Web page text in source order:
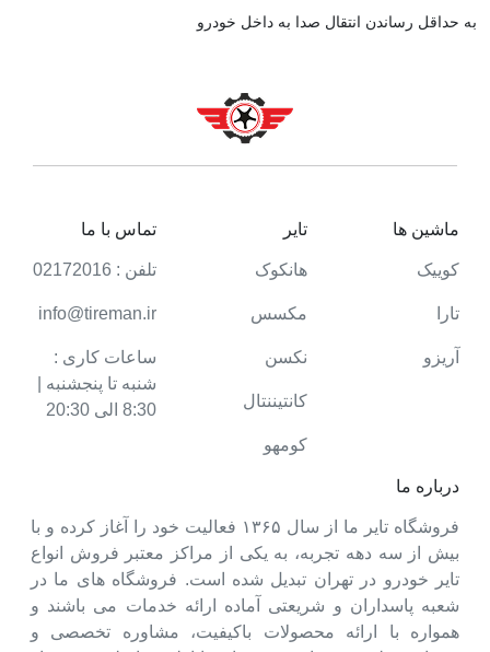
به حداقل رساندن انتقال صدا به داخل خودرو
درباره ما
فروشگاه تایر ما از سال ۱۳۶۵ فعالیت خود را آغاز کرده و با
بیش از سه دهه تجربه، به یکی از مراکز معتبر فروش انواع
تایر خودرو در تهران تبدیل شده است. فروشگاه های ما در
شعبه پاسداران و شریعتی آماده ارائه خدمات می باشند و
همواره با ارائه محصولات باکیفیت، مشاوره تخصصی و
ماشین ها
کوییک
تارا
آریزو
تایر
هانکوک
مکسس
نکسن
کانتیننتال
کومهو
تماس با ما
تلفن : 02172016
info@tireman.ir
ساعات کاری :
شنبه تا پنجشنبه |
8:30 الی 20:30